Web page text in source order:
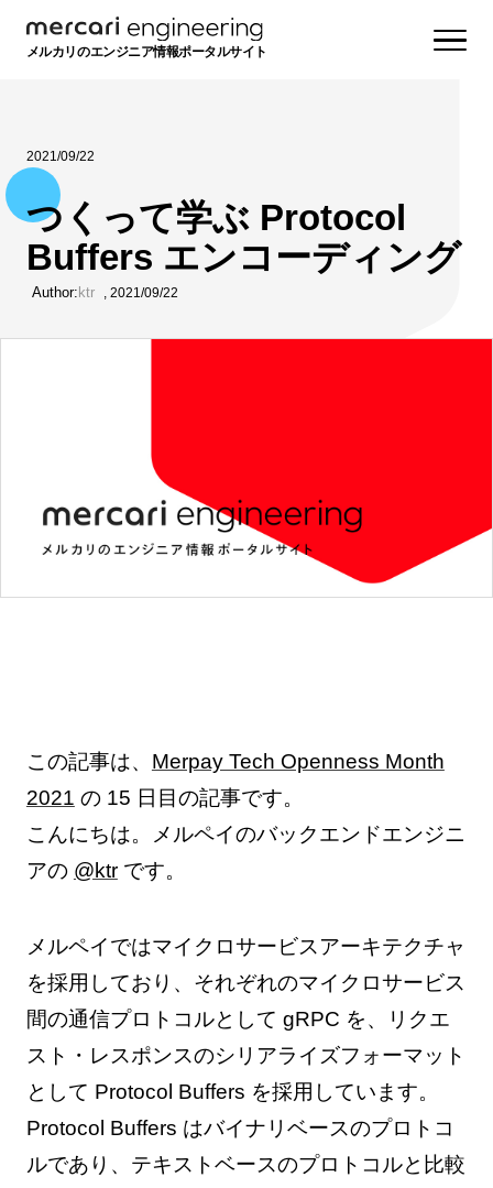
メルカリのエンジニア情報ポータルサイト
2021/09/22
つくって学ぶ Protocol
Buffers エンコーディング
Author: ktr , 2021/09/22
この記事は、 Merpay Tech Openness Month
2021 の 15 日目の記事です。
こんにちは。メルペイのバックエンドエンジニ
アの @ktrです。
メルペイではマイクロサービスアーキテクチャ
を採用しており、それぞれのマイクロサービス
間の通信プロトコルとして gRPC を、リクエ
スト・レスポンスのシリアライズフォーマット
として Protocol Buffers を採用しています。
Protocol Buffers はバイナリベースのプロトコ
ルであり、テキストベースのプロトコルと比較